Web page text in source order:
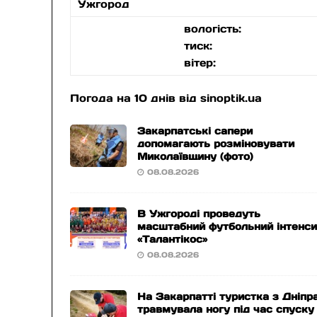
Ужгород
вологість:
тиск:
вітер:
Погода на 10 днів відsinoptik.ua
Закарпатські сапери
допомагають розміновувати
Миколаївщину (фото)
08.08.2026
В Ужгороді проведуть
масштабний футбольний
«Талантікос»
08.08.2026
На Закарпатті туристка з
травмувала ногу під час спуску